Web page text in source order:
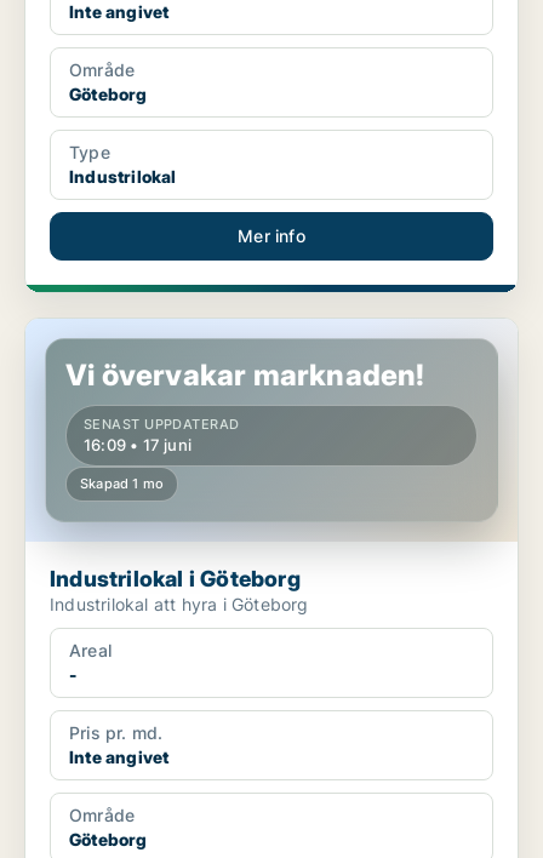
Inte angivet
Område
Göteborg
Type
Industrilokal
Mer info
Industrilokal i Göteborg
Vi övervakar marknaden!
SENAST UPPDATERAD
16:09 • 17 juni
Skapad 1 mo
Industrilokal i Göteborg
Industrilokal att hyra i Göteborg
Areal
-
Pris pr. md.
Inte angivet
Område
Göteborg